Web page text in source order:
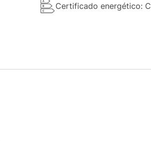
Certificado energético: C